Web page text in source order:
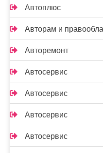
Автоплюс
Авторам и
Авторемонт
Автосервис
Автосервис
Автосервис
Автосервис